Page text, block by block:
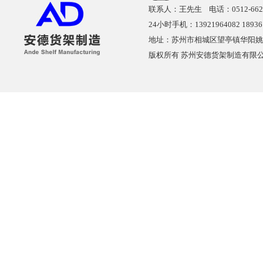
联系人：王先生 电话：0512-
24小时手机：13921964082
地址：苏州市相城区望亭镇华阳
版权所有 苏州安德货架制造有限